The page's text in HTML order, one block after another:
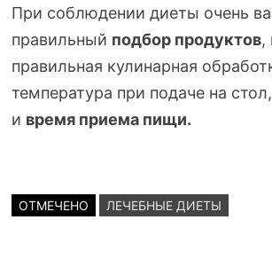
При соблюдении диеты очень
правильный подбор продуктов,
правильная кулинарная
температура при подаче на стол,
и время приема пищи.
ОТМЕЧЕНО ЛЕЧЕБНЫЕ ДИЕТЫ